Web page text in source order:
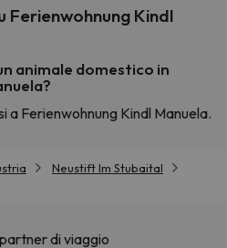
Kindl
animale domestico in
a Ferienwohnung Kindl Manuela.
Neustift Im Stubaital
di viaggio